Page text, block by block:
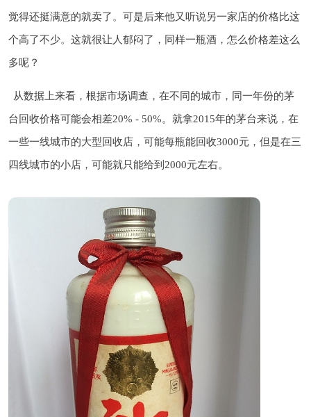
觉得还挺满意的就卖了。可是后来他又听说另一家店的价格比这
个高了不少。这就很让人郁闷了，同样一瓶酒，怎么价格差这么
多呢？
从数据上来看，根据市场调查，在不同的城市，同一年份的茅
台回收价格可能会相差20% - 50%。就拿2015年的茅台来说，在
一些一线城市的大型回收店，可能每瓶能回收3000元，但是在三
四线城市的小店，可能就只能给到2000元左右。